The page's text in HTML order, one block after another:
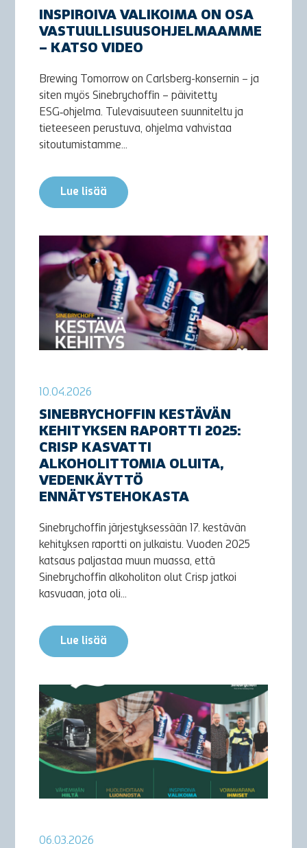
INSPIROIVA VALIKOIMA ON OSA
VASTUULLISUUSOHJELMAAMME
– KATSO VIDEO
Brewing Tomorrow on Carlsberg-konsernin – ja
siten myös Sinebrychoffin – päivitetty
ESG‑ohjelma. Tulevaisuuteen suunniteltu ja
tieteeseen perustuva, ohjelma vahvistaa
sitoutumistamme...
Lue lisää
10.04.2026
SINEBRYCHOFFIN KESTÄVÄN
KEHITYKSEN RAPORTTI 2025:
CRISP KASVATTI
ALKOHOLITTOMIA OLUITA,
VEDENKÄYTTÖ
ENNÄTYSTEHOKASTA
Sinebrychoffin järjestyksessään 17. kestävän
kehityksen raportti on julkaistu. Vuoden 2025
katsaus paljastaa muun muassa, että
Sinebrychoffin alkoholiton olut Crisp jatkoi
kasvuaan, jota oli...
Lue lisää
06.03.2026